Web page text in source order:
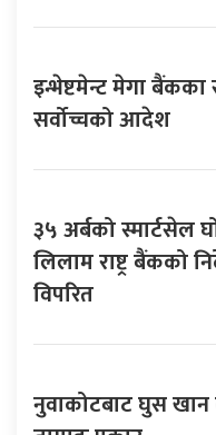
इन्भेष्टमेन्ट मेगा बैंकका
सर्वोच्चको आदेश
३५ अर्बको स्मार्टसेल
लिलाम राष्ट्र बैंकको
विपरित
नुवाकोटबाट घुस खान